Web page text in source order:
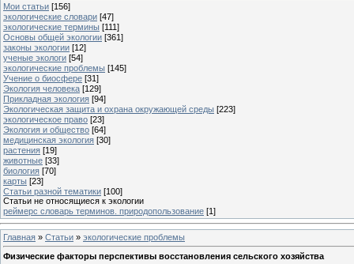
Мои статьи [156]
экологические словари [47]
экологические термины [111]
Основы общей экологии [361]
законы экологии [12]
ученые экологи [54]
экологические проблемы [145]
Учение о биосфере [31]
Экология человека [129]
Прикладная экология [94]
Экологическая защита и охрана окружающей среды [223]
экологическое право [23]
Экология и общество [64]
медицинская экология [30]
растения [19]
животные [33]
биология [70]
карты [23]
Статьи разной тематики [100]
Статьи не относящиеся к экологии
реймерс словарь терминов. природопользование [1]
Главная » Статьи » экологические проблемы
Физические факторы перспективы восстановления сельского хозяйства